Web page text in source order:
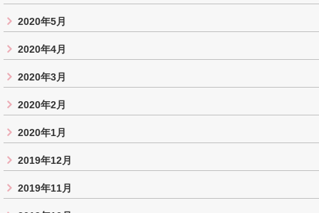
2020年5月
2020年4月
2020年3月
2020年2月
2020年1月
2019年12月
2019年11月